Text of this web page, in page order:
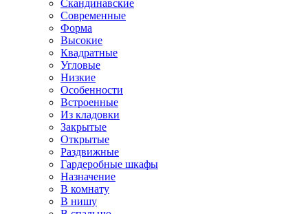
Скандинавские
Современные
Форма
Высокие
Квадратные
Угловые
Низкие
Особенности
Встроенные
Из кладовки
Закрытые
Открытые
Раздвижные
Гардеробные шкафы
Назначение
В комнату
В нишу